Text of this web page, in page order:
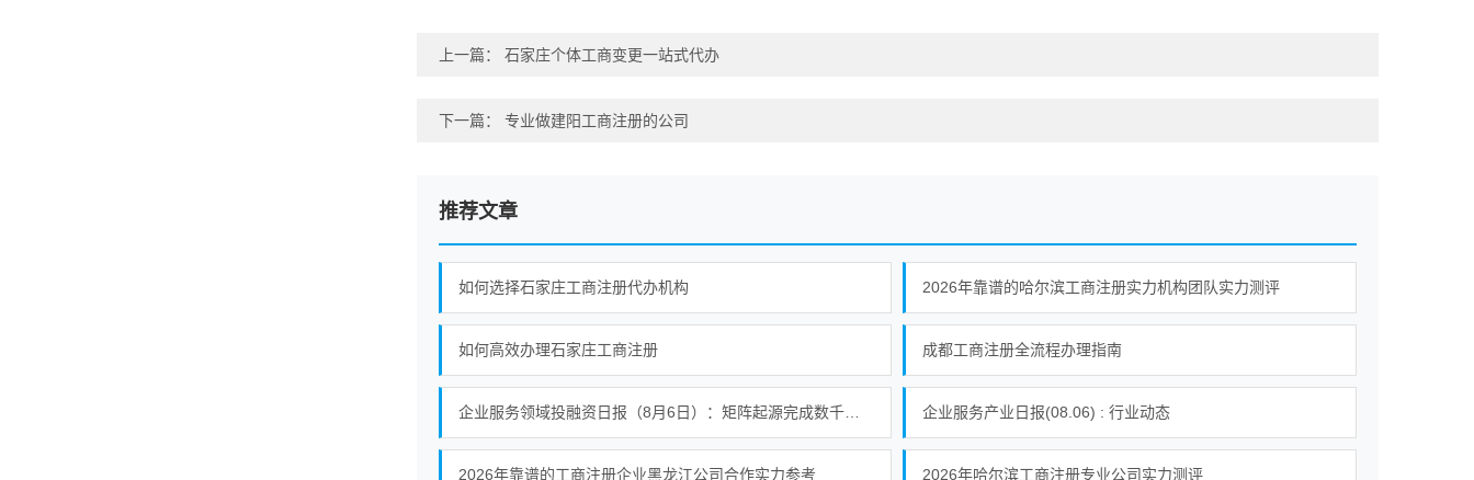
上一篇： 石家庄个体工商变更一站式代办
下一篇： 专业做建阳工商注册的公司
推荐文章
如何选择石家庄工商注册代办机构 2026年靠谱的哈尔滨工商注册实力机构团队实力测评
如何高效办理石家庄工商注册 成都工商注册全流程办理指南
企业服务领域投融资日报（8月6日）：矩阵起源完成数千万人民币A轮融资 企业服务产业日报(08.06) : 行业动态
2026年靠谱的工商注册企业黑龙江公司合作实力参考 2026年哈尔滨工商注册专业公司实力测评